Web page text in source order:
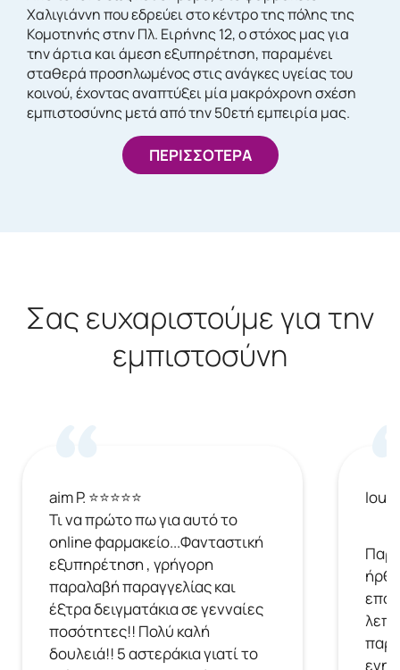
Χαλιγιάννη που εδρεύει στο κέντρο της πόλης της
Κομοτηνής στην Πλ. Ειρήνης 12, ο στόχος μας για
την άρτια και άμεση εξυπηρέτηση, παραμένει
σταθερά προσηλωμένος στις ανάγκες υγείας του
κοινού, έχοντας αναπτύξει μία μακρόχρονη σχέση
εμπιστοσύνης μετά από την 50ετή εμπειρία μας.
ΠΕΡΙΣΣΟΤΕΡΑ
Σας ευχαριστούμε για την
εμπιστοσύνη
aim P. ⭐⭐⭐⭐⭐
Τι να πρώτο πω για αυτό το
online φαρμακείο...Φανταστική
εξυπηρέτηση , γρήγορη
παραλαβή παραγγελίας και
έξτρα δειγματάκια σε γενναίες
ποσότητες!! Πολύ καλή
δουλειά!! 5 αστεράκια γιατί το
Ioulia